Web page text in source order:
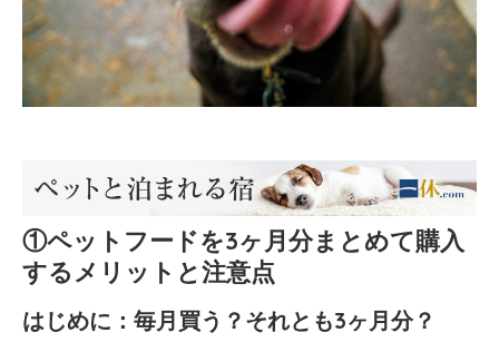
①ペットフードを3ヶ月分まとめて購入
するメリットと注意点
はじめに：毎月買う？それとも3ヶ月分？